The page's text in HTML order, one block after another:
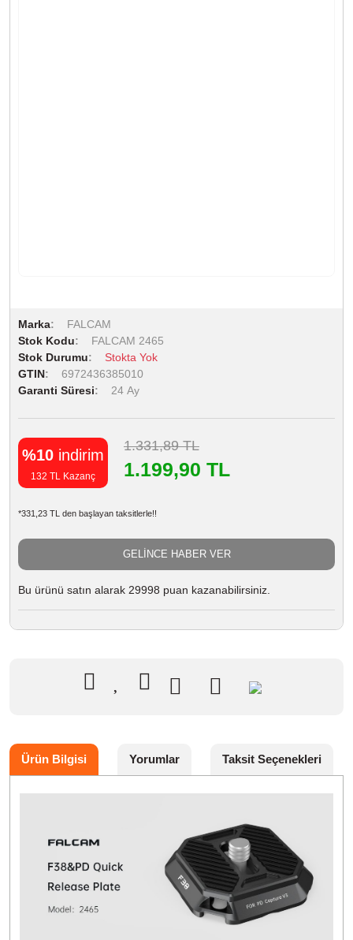
Marka
FALCAM
Stok Kodu
FALCAM 2465
Stok Durumu
Stokta Yok
GTIN
6972436385010
Garanti Süresi
24 Ay
%10 indirim
132 TL Kazanç
1.331,89 TL
1.199,90 TL
*331,23 TL den başlayan taksitlerle!!
GELİNCE HABER VER
Bu ürünü satın alarak 29998 puan kazanabilirsiniz.
Ürün Bilgisi Yorumlar Taksit Seçenekleri